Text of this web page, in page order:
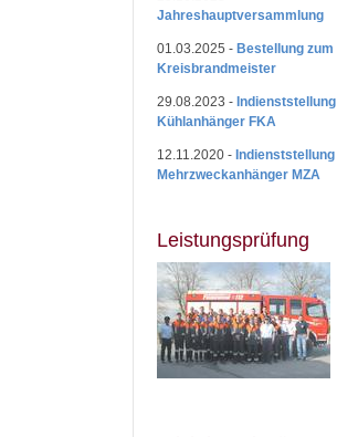
Jahreshauptversammlung
01.03.2025 - Bestellung zum
Kreisbrandmeister
29.08.2023 - Indienststellung
Kühlanhänger FKA
12.11.2020 - Indienststellung
Mehrzweckanhänger MZA
Leistungsprüfung